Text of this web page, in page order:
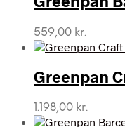
559,00 kr.
Greenpan
1.198,00 kr.